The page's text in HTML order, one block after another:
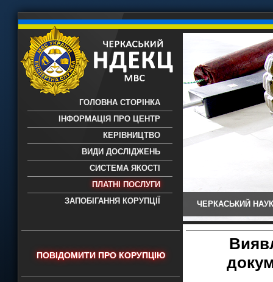
науково-дослідний експертно-
- проведення всих видів судових
експертиз
ГОЛОВНА СТОРІНКА
ІНФОРМАЦІЯ ПРО ЦЕНТР
КЕРІВНИЦТВО
ВИДИ ДОСЛІДЖЕНЬ
СИСТЕМА ЯКОСТІ
ПЛАТНІ ПОСЛУГИ
ЗАПОБІГАННЯ КОРУПЦІЇ
ЧЕРКАСЬКИЙ
ПОВІДОМИТИ ПРО КОРУПЦІЮ